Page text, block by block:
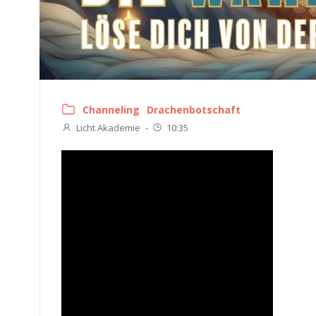
Channeling Drachenbotschaft
Licht Akademie - 10:35